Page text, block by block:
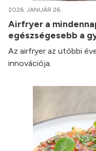
2026. JANUÁR 26.
Airfryer a
egészségesebb a
Az airfryer az utóbbi
innovációja.